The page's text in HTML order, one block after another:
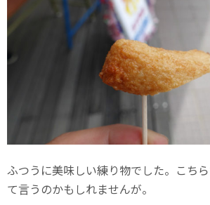
ふつうに美味しい練り物でした。こち
て言うのかもしれませんが。